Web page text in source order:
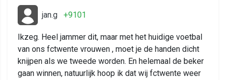
jan.g +9101
Ikzeg. Heel jammer dit, maar met het huidige voetbal
van ons fctwente vrouwen , moet je de handen dicht
knijpen als we tweede worden. En helemaal de beker
gaan winnen, natuurlijk hoop ik dat wij fctwente weer